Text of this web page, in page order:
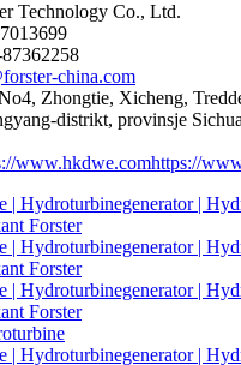
Technology Co., Ltd.
china.com
Zhongtie, Xicheng,
distrikt, provinsje
www.hkdwe.comhttps://